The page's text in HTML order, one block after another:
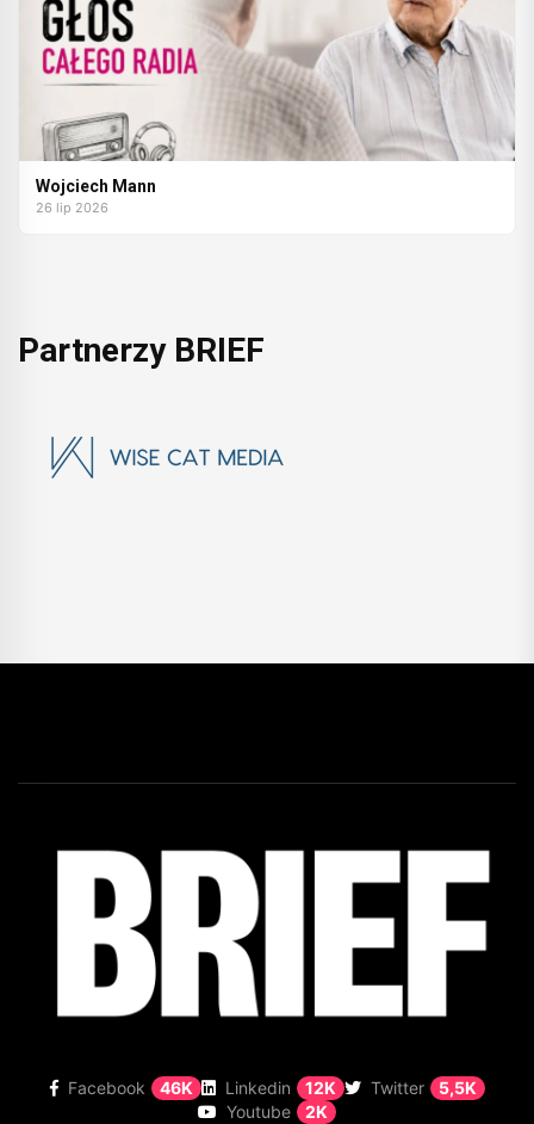
Wojciech Mann
26 lip 2026
Partnerzy BRIEF
Facebook 46K Linkedin 12K Twitter
5,5K
Youtube
2K